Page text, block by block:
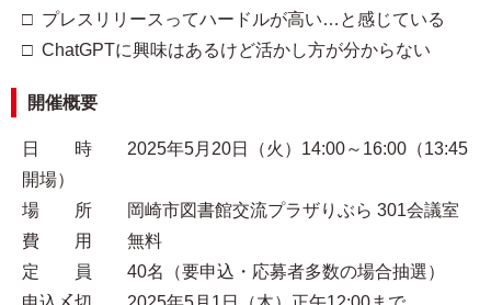
□ プレスリリースってハードルが高い…と感じている
□ ChatGPTに興味はあるけど活かし方が分からない
開催概要
日 時 2025年5月20日（火）14:00～16:00（13:45
開場）
場 所 岡崎市図書館交流プラザりぶら 301会議室
費 用 無料
定 員 40名（要申込・応募者多数の場合抽選）